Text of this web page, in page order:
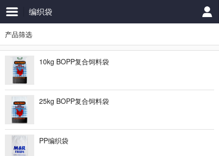
编织袋
产品筛选
10kg BOPP复合饲料袋
25kg BOPP复合饲料袋
PP编织袋